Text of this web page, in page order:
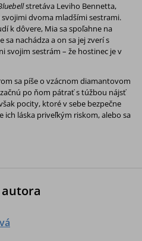
stretáva Leviho Bennetta,
dvoma mladšími sestrami.
k dôvere, Mia sa spoľahne na
sa nachádza a on sa jej zverí s
svojim sestrám – že hostinec je v
sa píše o vzácnom diamantovom
po ňom pátrať s túžbou nájsť
pocity, ktoré v sebe bezpečne
ich láska priveľkým riskom, alebo sa